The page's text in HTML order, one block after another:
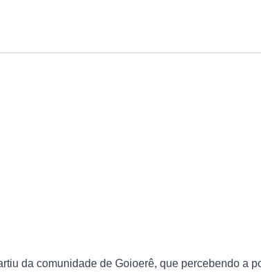
da comunidade de Goioerê, que percebendo a